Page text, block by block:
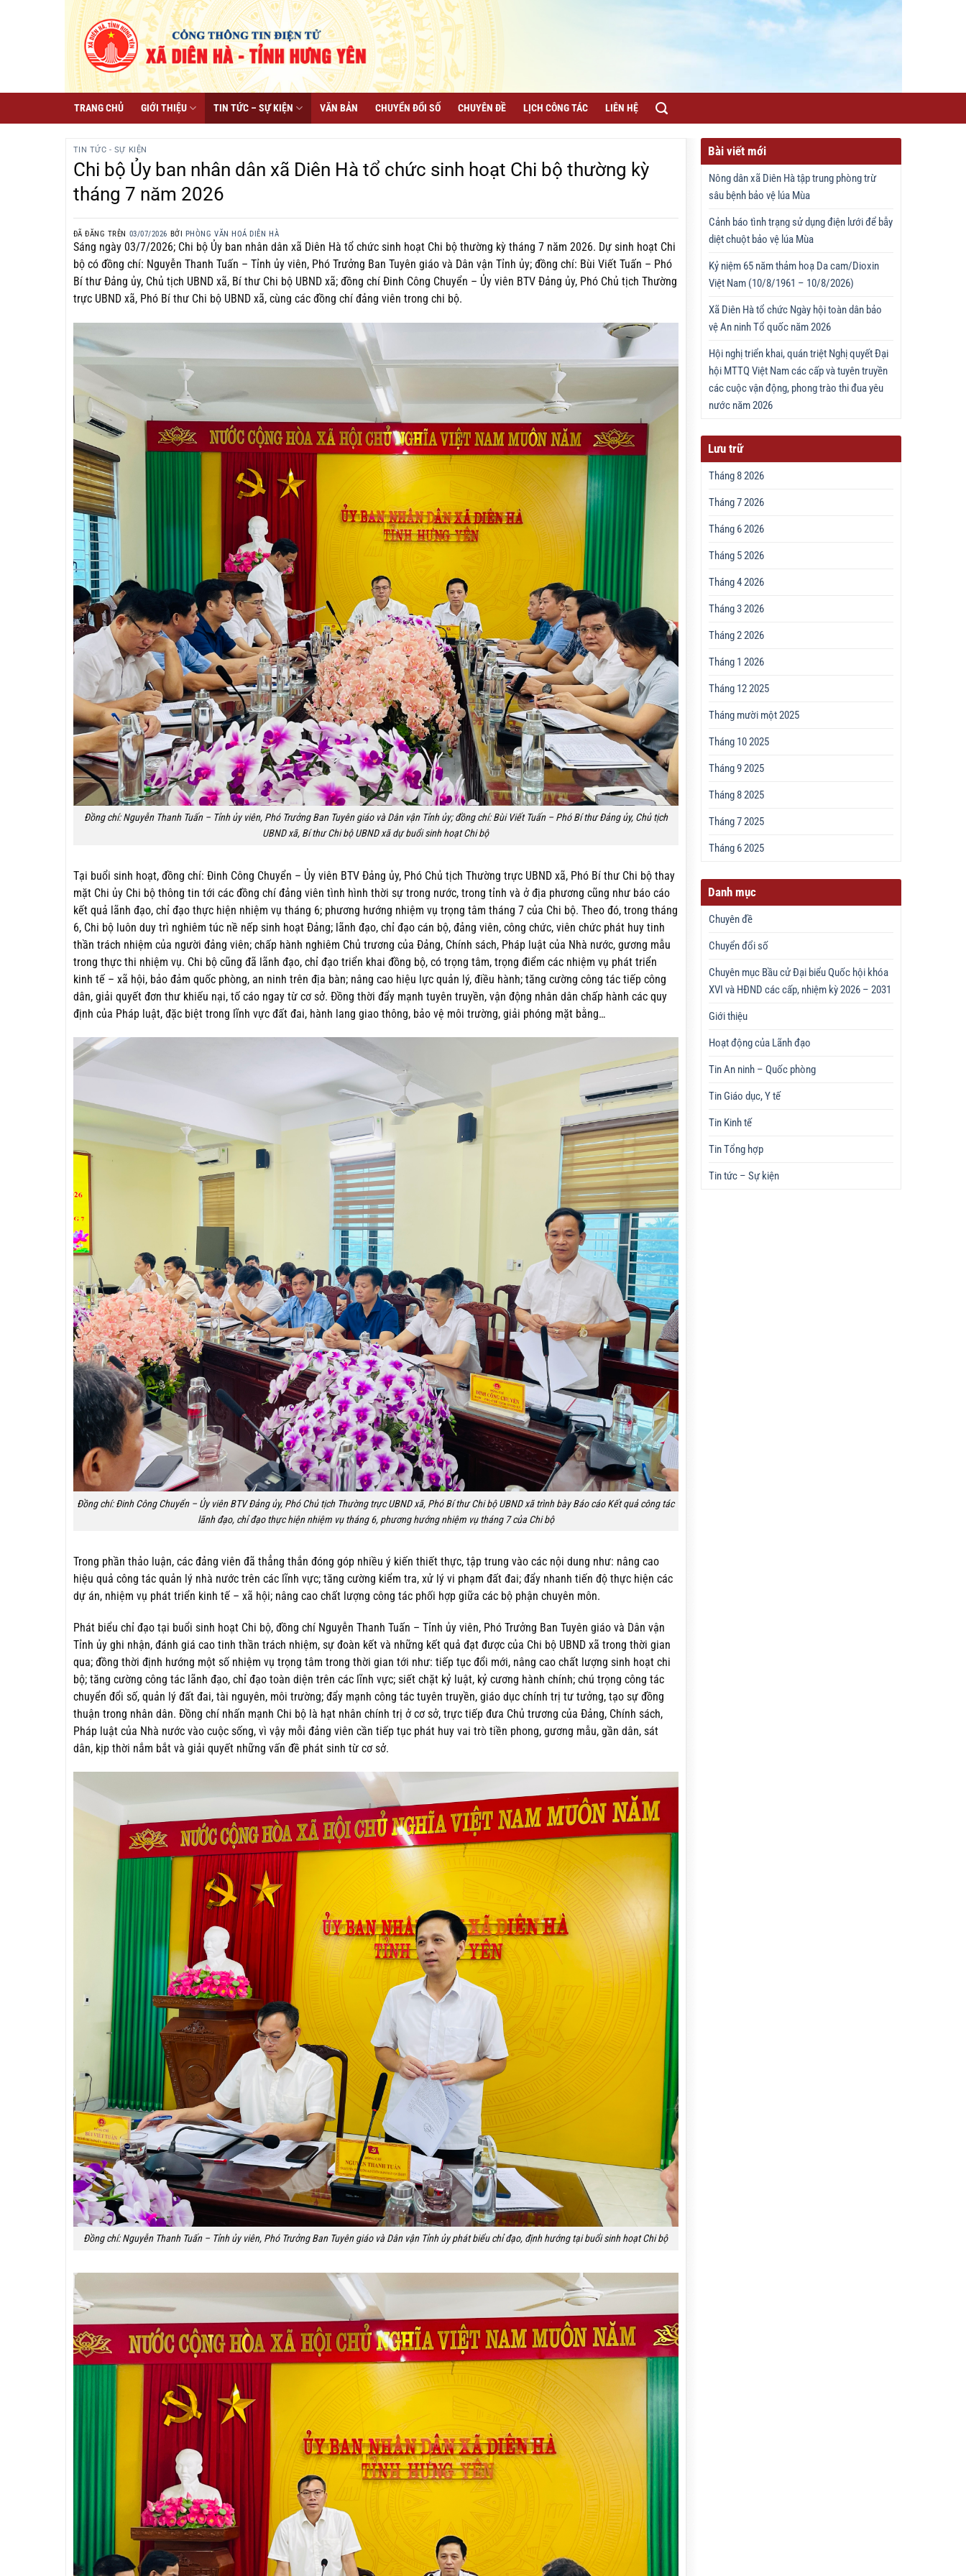
TRANG CHỦ GIỚI THIỆU TIN TỨC – SỰ KIỆN VĂN BẢN CHUYỂN ĐỔI SỐ CHUYÊN ĐỀ LỊCH CÔNG TÁC LIÊN HỆ
TIN TỨC - SỰ KIỆN
Chi bộ Ủy ban nhân dân xã Diên Hà tổ chức sinh hoạt Chi bộ thường kỳ
tháng 7 năm 2026
ĐÃ ĐĂNG TRÊN 03/07/2026 BỞI PHÒNG VĂN HOÁ DIÊN HÀ
Sáng ngày 03/7/2026; Chi bộ Ủy ban nhân dân xã Diên Hà tổ chức sinh hoạt Chi bộ thường kỳ tháng 7 năm 2026. Dự sinh hoạt Chi
bộ có đồng chí: Nguyễn Thanh Tuấn – Tỉnh ủy viên, Phó Trưởng Ban Tuyên giáo và Dân vận Tỉnh ủy; đồng chí: Bùi Viết Tuấn – Phó
Bí thư Đảng ủy, Chủ tịch UBND xã, Bí thư Chi bộ UBND xã; đồng chí Đinh Công Chuyển – Ủy viên BTV Đảng ủy, Phó Chủ tịch Thường
trực UBND xã, Phó Bí thư Chi bộ UBND xã, cùng các đồng chí đảng viên trong chi bộ.
Đồng chí: Nguyễn Thanh Tuấn – Tỉnh ủy viên, Phó Trưởng Ban Tuyên giáo và Dân vận Tỉnh ủy; đồng chí: Bùi Viết Tuấn – Phó Bí thư Đảng ủy, Chủ tịch
UBND xã, Bí thư Chi bộ UBND xã dự buổi sinh hoạt Chi bộ
Tại buổi sinh hoạt, đồng chí: Đinh Công Chuyển – Ủy viên BTV Đảng ủy, Phó Chủ tịch Thường trực UBND xã, Phó Bí thư Chi bộ thay
mặt Chi ủy Chi bộ thông tin tới các đồng chí đảng viên tình hình thời sự trong nước, trong tỉnh và ở địa phương cũng như báo cáo
kết quả lãnh đạo, chỉ đạo thực hiện nhiệm vụ tháng 6; phương hướng nhiệm vụ trọng tâm tháng 7 của Chi bộ. Theo đó, trong tháng
6, Chi bộ luôn duy trì nghiêm túc nề nếp sinh hoạt Đảng; lãnh đạo, chỉ đạo cán bộ, đảng viên, công chức, viên chức phát huy tinh
thần trách nhiệm của người đảng viên; chấp hành nghiêm Chủ trương của Đảng, Chính sách, Pháp luật của Nhà nước, gương mẫu
trong thực thi nhiệm vụ. Chi bộ cũng đã lãnh đạo, chỉ đạo triển khai đồng bộ, có trọng tâm, trọng điểm các nhiệm vụ phát triển
kinh tế – xã hội, bảo đảm quốc phòng, an ninh trên địa bàn; nâng cao hiệu lực quản lý, điều hành; tăng cường công tác tiếp công
dân, giải quyết đơn thư khiếu nại, tố cáo ngay từ cơ sở. Đồng thời đẩy mạnh tuyên truyền, vận động nhân dân chấp hành các quy
định của Pháp luật, đặc biệt trong lĩnh vực đất đai, hành lang giao thông, bảo vệ môi trường, giải phóng mặt bằng…
Đồng chí: Đinh Công Chuyển – Ủy viên BTV Đảng ủy, Phó Chủ tịch Thường trực UBND xã, Phó Bí thư Chi bộ UBND xã trình bày Báo cáo Kết quả công tác
lãnh đạo, chỉ đạo thực hiện nhiệm vụ tháng 6, phương hướng nhiệm vụ tháng 7 của Chi bộ
Trong phần thảo luận, các đảng viên đã thẳng thắn đóng góp nhiều ý kiến thiết thực, tập trung vào các nội dung như: nâng cao
hiệu quả công tác quản lý nhà nước trên các lĩnh vực; tăng cường kiểm tra, xử lý vi phạm đất đai; đẩy nhanh tiến độ thực hiện các
dự án, nhiệm vụ phát triển kinh tế – xã hội; nâng cao chất lượng công tác phối hợp giữa các bộ phận chuyên môn.
Phát biểu chỉ đạo tại buổi sinh hoạt Chi bộ, đồng chí Nguyễn Thanh Tuấn – Tỉnh ủy viên, Phó Trưởng Ban Tuyên giáo và Dân vận
Tỉnh ủy ghi nhận, đánh giá cao tinh thần trách nhiệm, sự đoàn kết và những kết quả đạt được của Chi bộ UBND xã trong thời gian
qua; đồng thời định hướng một số nhiệm vụ trọng tâm trong thời gian tới như: tiếp tục đổi mới, nâng cao chất lượng sinh hoạt chi
bộ; tăng cường công tác lãnh đạo, chỉ đạo toàn diện trên các lĩnh vực; siết chặt kỷ luật, kỷ cương hành chính; chú trọng công tác
chuyển đổi số, quản lý đất đai, tài nguyên, môi trường; đẩy mạnh công tác tuyên truyền, giáo dục chính trị tư tưởng, tạo sự đồng
thuận trong nhân dân. Đồng chí nhấn mạnh Chi bộ là hạt nhân chính trị ở cơ sở, trực tiếp đưa Chủ trương của Đảng, Chính sách,
Pháp luật của Nhà nước vào cuộc sống, vì vậy mỗi đảng viên cần tiếp tục phát huy vai trò tiền phong, gương mẫu, gần dân, sát
dân, kịp thời nắm bắt và giải quyết những vấn đề phát sinh từ cơ sở.
Đồng chí: Nguyễn Thanh Tuấn – Tỉnh ủy viên, Phó Trưởng Ban Tuyên giáo và Dân vận Tỉnh ủy phát biểu chỉ đạo, định hướng tại buổi sinh hoạt Chi bộ
Bài viết mới
Nông dân xã Diên Hà tập trung phòng trừ
sâu bệnh bảo vệ lúa Mùa
Cảnh báo tình trạng sử dụng điện lưới để bẫy
diệt chuột bảo vệ lúa Mùa
Kỷ niệm 65 năm thảm hoạ Da cam/Dioxin
Việt Nam (10/8/1961 – 10/8/2026)
Xã Diên Hà tổ chức Ngày hội toàn dân bảo
vệ An ninh Tổ quốc năm 2026
Hội nghị triển khai, quán triệt Nghị quyết Đại
hội MTTQ Việt Nam các cấp và tuyên truyền
các cuộc vận động, phong trào thi đua yêu
nước năm 2026
Lưu trữ
Tháng 8 2026
Tháng 7 2026
Tháng 6 2026
Tháng 5 2026
Tháng 4 2026
Tháng 3 2026
Tháng 2 2026
Tháng 1 2026
Tháng 12 2025
Tháng mười một 2025
Tháng 10 2025
Tháng 9 2025
Tháng 8 2025
Tháng 7 2025
Tháng 6 2025
Danh mục
Chuyên đề
Chuyển đổi số
Chuyên mục Bầu cử Đại biểu Quốc hội khóa
XVI và HĐND các cấp, nhiệm kỳ 2026 – 2031
Giới thiệu
Hoạt động của Lãnh đạo
Tin An ninh – Quốc phòng
Tin Giáo dục, Y tế
Tin Kinh tế
Tin Tổng hợp
Tin tức – Sự kiện